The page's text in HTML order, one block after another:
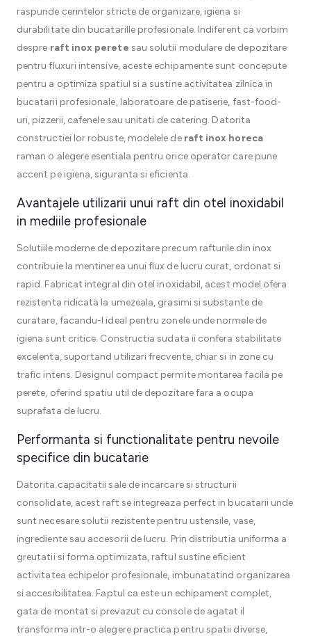
raspunde cerintelor stricte de organizare, igiena si
durabilitate din bucatarille profesionale. Indiferent ca vorbim
despre raft inox perete sau solutii modulare de depozitare
pentru fluxuri intensive, aceste echipamente sunt concepute
pentru a optimiza spatiul si a sustine activitatea zilnica in
bucatarii profesionale, laboratoare de patiserie, fast-food-
uri, pizzerii, cafenele sau unitati de catering. Datorita
constructiei lor robuste, modelele de raft inox horeca
raman o alegere esentiala pentru orice operator care pune
accent pe igiena, siguranta si eficienta.
Avantajele utilizarii unui raft din otel inoxidabil
in mediile profesionale
Solutiile moderne de depozitare precum rafturile din inox
contribuie la mentinerea unui flux de lucru curat, ordonat si
rapid. Fabricat integral din otel inoxidabil, acest model ofera
rezistenta ridicata la umezeala, grasimi si substante de
curatare, facandu-l ideal pentru zonele unde normele de
igiena sunt critice. Constructia sudata ii confera stabilitate
excelenta, suportand utilizari frecvente, chiar si in zone cu
trafic intens. Designul compact permite montarea facila pe
perete, oferind spatiu util de depozitare fara a ocupa
suprafata de lucru.
Performanta si functionalitate pentru nevoile
specifice din bucatarie
Datorita capacitatii sale de incarcare si structurii
consolidate, acest raft se integreaza perfect in bucatarii unde
sunt necesare solutii rezistente pentru ustensile, vase,
ingrediente sau accesorii de lucru. Prin distributia uniforma a
greutatii si forma optimizata, raftul sustine eficient
activitatea echipelor profesionale, imbunatatind organizarea
si accesibilitatea. Faptul ca este un echipament complet,
gata de montat si prevazut cu console de agatat il
transforma intr-o alegere practica pentru spatii diverse,